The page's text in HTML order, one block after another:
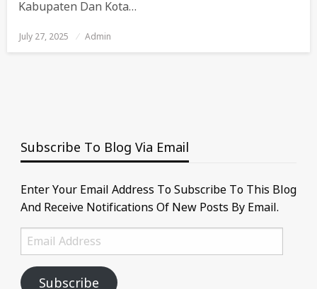
Kabupaten Dan Kota…
Posted
On
July 27, 2025 Admin
Subscribe To Blog Via Email
Enter Your Email Address To Subscribe To This Blog
And Receive Notifications Of New Posts By Email.
Email
Address
Subscribe